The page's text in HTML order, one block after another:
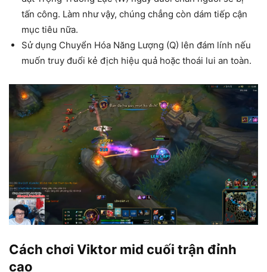
tấn công. Làm như vậy, chúng chẳng còn dám tiếp cận
mục tiêu nữa.
Sử dụng Chuyển Hóa Năng Lượng (Q) lên đám lính nếu
muốn truy đuổi kẻ địch hiệu quả hoặc thoái lui an toàn.
Cách chơi Viktor mid cuối trận đỉnh
cao